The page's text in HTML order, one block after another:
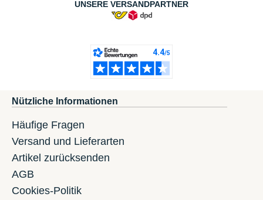
UNSERE VERSANDPARTNER
Nützliche Informationen
Häufige Fragen
Versand und Lieferarten
Artikel zurücksenden
AGB
Cookies-Politik